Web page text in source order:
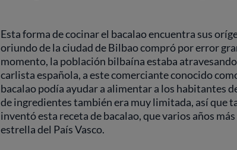
Esta forma de cocinar el bacalao encuentra sus
oriundo de la ciudad de Bilbao compró por error
momento, la población bilbaína estaba
carlista española, a este comerciante conocido
bacalao podía ayudar a alimentar a los habitantes
de ingredientes también era muy limitada, así que
inventó esta receta de bacalao, que varios años
estrella del País Vasco.